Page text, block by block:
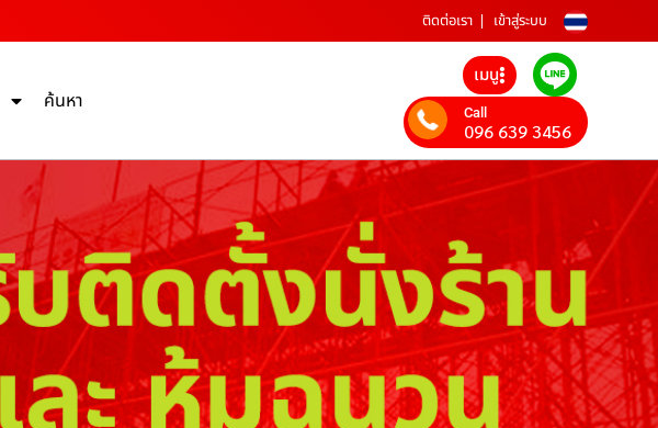
ติดต่อเรา เข้าสู่ระบบ
ค้นหา
เมนู
Call
096 639 3456